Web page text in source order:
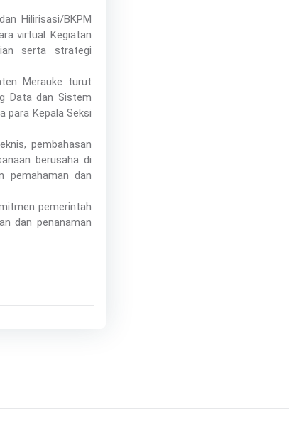
Hilirisasi/BKPM
virtual. Kegiatan
serta strategi
Merauke turut
Data dan Sistem
para Kepala Seksi
pembahasan
berusaha di
pemahaman dan
pemerintah
dan penanaman